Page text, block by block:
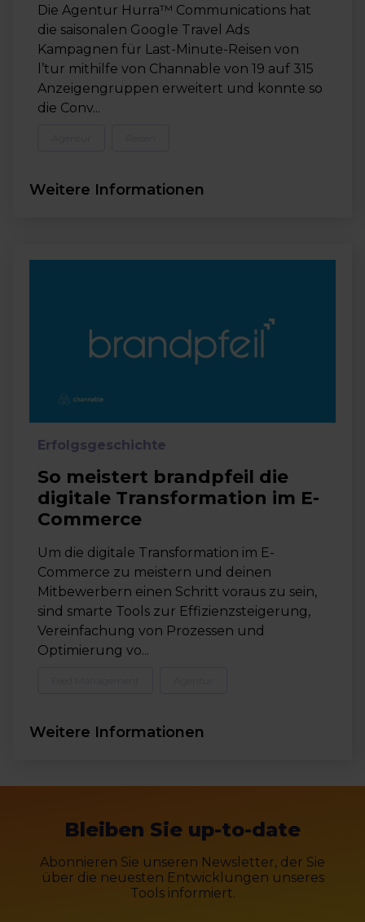
Die Agentur Hurra™ Communications hat
die saisonalen Google Travel Ads
Kampagnen für Last-Minute-Reisen von
l’tur mithilfe von Channable von 19 auf 315
Anzeigengruppen erweitert und konnte so
die Conv...
Weitere Informationen
Erfolgsgeschichte
So meistert brandpfeil die
digitale Transformation im E-
Commerce
Um die digitale Transformation im E-
Commerce zu meistern und deinen
Mitbewerbern einen Schritt voraus zu sein,
sind smarte Tools zur Effizienzsteigerung,
Vereinfachung von Prozessen und
Optimierung vo...
Weitere Informationen
Bleiben Sie up-to-date
Abonnieren Sie unseren Newsletter, der Sie
über die neuesten Entwicklungen unseres
Tools informiert.